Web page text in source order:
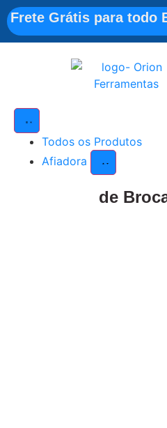
Frete Grátis para todo
Todos os Produtos
Afiadora
de